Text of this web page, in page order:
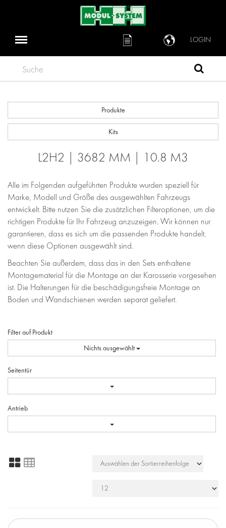
LOGIN
Suche
Produkte
Kits
L2H2 | 3682 MM | 10.8 M3
Alle im Folgenden aufgeführten Produkte wurden speziell für
Marke, Modell und Größe des ausgewählten Fahrzeugs
entwickelt. Bitte nutzen Sie die zusätzlichen Filteroptionen, um die
richtigen Produkte für Ihr Fahrzeug anzuzeigen. Wir können nur
garantieren, dass es sich um die passenden Produkte handelt,
wenn diese Optionen ausgewählt sind.
Beachten Sie außerdem, dass das in den Sets enthaltene
Montagematerial für die Montage an der Karosserie vorgesehen
ist. Die Halterungen für die beschädigungsfreie Montage an
Boden und Wandschienen werden separat geliefert.
Filter auf Produkt
Nichts ausgewählt
Seitentür
Antrieb